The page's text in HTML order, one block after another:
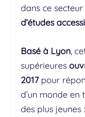
dans ce
d’études
Basé à Lyon,
supérieures
2017pour
d’un monde
des plus jeunes :